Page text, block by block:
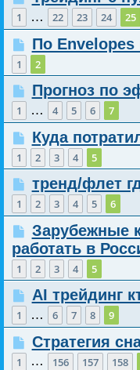
1 … 22 23 24 25
По Envelopes
1 2
Прогноз по
1 … 4 5 6 7
Куда
1 2 3 4 5
тренд/флет
1 2 3 4 5 6
Зарубежные
работать в
1 2 3 4 5
AI трейдинг
1 … 6 7 8 9
Стратегия
1 … 156 157 158